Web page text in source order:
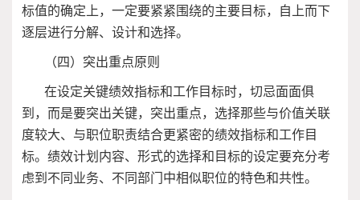
标值的确定上，一定要紧紧围绕的主要目标，自上而下
逐层进行分解、设计和选择。
（四）突出重点原则
在设定关键绩效指标和工作目标时，切忌面面俱
到，而是要突出关键，突出重点，选择那些与价值关联
度较大、与职位职责结合更紧密的绩效指标和工作目
标。绩效计划内容、形式的选择和目标的设定要充分考
虑到不同业务、不同部门中相似职位的特色和共性。